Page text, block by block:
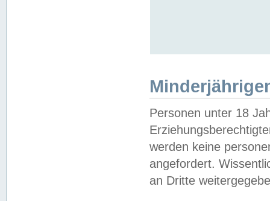
Personen unter 18
werden keine
angefordert.
an Dritte